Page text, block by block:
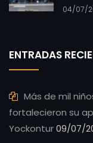
04/07/
ENTRADAS
Más de mil
fortalecieron su
Yockontur09/07/